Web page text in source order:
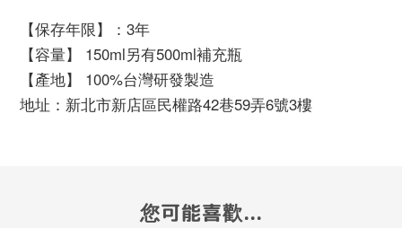
【保存年限】：3年
【容量】 150ml另有500ml補充瓶
【產地】 100%台灣研發製造
地址：新北市新店區民權路42巷59弄6號3樓
您可能喜歡...